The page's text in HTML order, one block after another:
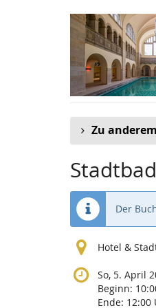
Zu
Der
Hotel &
So, 5. April
Beginn:
Ende: 12:00